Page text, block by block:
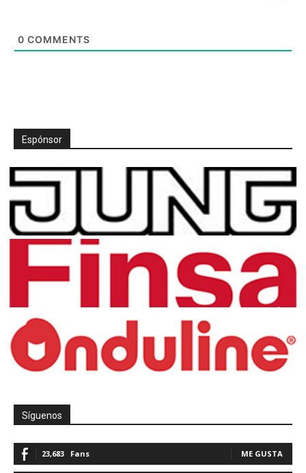
0 COMMENTS
Espónsor
Síguenos
23,683 Fans ME GUSTA